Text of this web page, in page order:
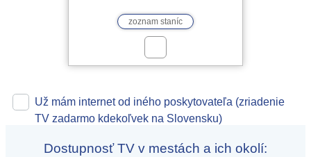
zoznam staníc
Už mám internet od iného poskytovateľa (zriadenie
TV zadarmo kdekoľvek na Slovensku)
Dostupnosť TV v mestách a ich okolí: